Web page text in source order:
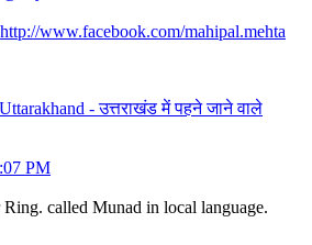
http://www.facebook.com/mahipal.mehta
- उत्तराखंड में पहने जाने वाले
PM
called Munad in local language.